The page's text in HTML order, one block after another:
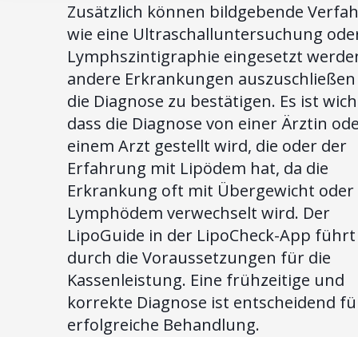
Zusätzlich können bildgebende
wie eine Ultraschalluntersuchung
Lymphszintigraphie eingesetzt
andere Erkrankungen
die Diagnose zu bestätigen. Es ist
dass die Diagnose von einer Ärztin
einem Arzt gestellt wird, die oder der
Erfahrung mit Lipödem hat, da die
Erkrankung oft mit Übergewicht oder
Lymphödem verwechselt wird. Der
LipoGuide in der LipoCheck-App
durch die Voraussetzungen für die
Kassenleistung. Eine frühzeitige und
korrekte Diagnose ist entscheidend
erfolgreiche Behandlung.